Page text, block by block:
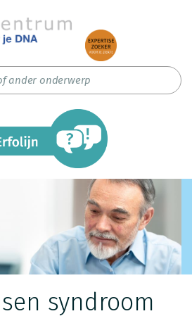
syndroom